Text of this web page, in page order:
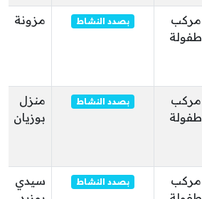
مركب
طفولة
بصدد النشاط مزونة
مركب
طفولة
بصدد النشاط
منزل
بوزيان
مركب
بصدد النشاط
سيدي